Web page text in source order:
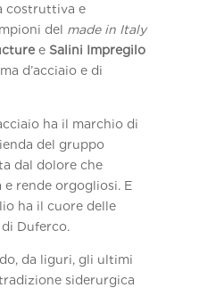
costruttiva e
del made in Italy
e Salini Impregilo
d’acciaio e di
ha il marchio di
del gruppo
dal dolore che
e rende orgogliosi. E
ha il cuore delle
Duferco.
da liguri, gli ultimi
siderurgica